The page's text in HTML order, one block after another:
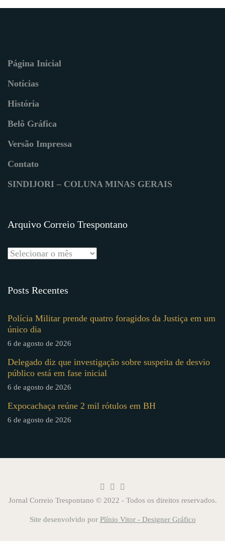
Página Inicial
Notícias
História
Belô Gráfica
Versão Impressa
Contato
SINDIJORI – COLUNA MINAS GERAIS
Arquivo Correio Trespontano
Posts Recentes
Polícia Militar prende quatro foragidos da Justiça em um
único dia
6 de agosto de 2026
Delegado diz que investigação sobre suspeita de desvio
público está em fase inicial
6 de agosto de 2026
Expocachaça reúne 2 mil rótulos em BH
6 de agosto de 2026
Jornal Correio Trespontano © 2022 - Todos os direitos reservados.
Site desenvolvido por Plínio Vitor - Designer Gráfico